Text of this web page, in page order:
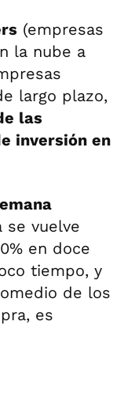
(empresas
la nube a
largo plazo,
las
inversión en
se vuelve
en doce
tiempo, y
de los
es